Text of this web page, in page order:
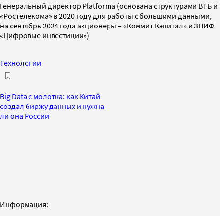
Генеральный директор Platforma (основана структурами ВТБ и
«Ростелекома» в 2020 году для работы с большими данными,
на сентябрь 2024 года акционеры – «Коммит Кэпитал» и ЗПИФ
«Цифровые инвестиции»)
Технологии
Big Data с молотка: как Китай
создал биржу данных и нужна
ли она России
Информация: